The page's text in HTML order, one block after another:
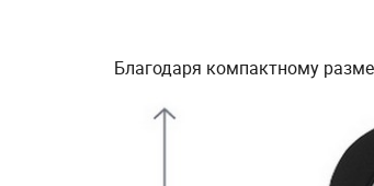
Благодаря компактному